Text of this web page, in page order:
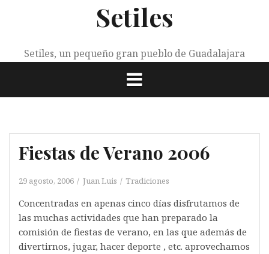
Setiles
Setiles, un pequeño gran pueblo de Guadalajara
Fiestas de Verano 2006
29 agosto, 2006 Juan Luis Tradiciones
Concentradas en apenas cinco días disfrutamos de
las muchas actividades que han preparado la
comisión de fiestas de verano, en las que además de
divertirnos, jugar, hacer deporte , etc. aprovechamos